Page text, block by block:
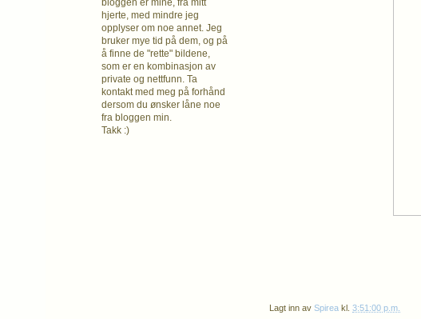
Lagt inn av Spirea kl. 3:51:00 p.m.
bloggen er mine, fra mitt
hjerte, med mindre jeg
opplyser om noe annet. Jeg
bruker mye tid på dem, og på
å finne de "rette" bildene,
som er en kombinasjon av
private og nettfunn. Ta
kontakt med meg på forhånd
dersom du ønsker låne noe
fra bloggen min.
Takk :)